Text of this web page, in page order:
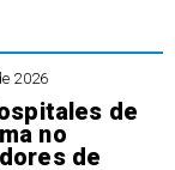
2026
de
no
de